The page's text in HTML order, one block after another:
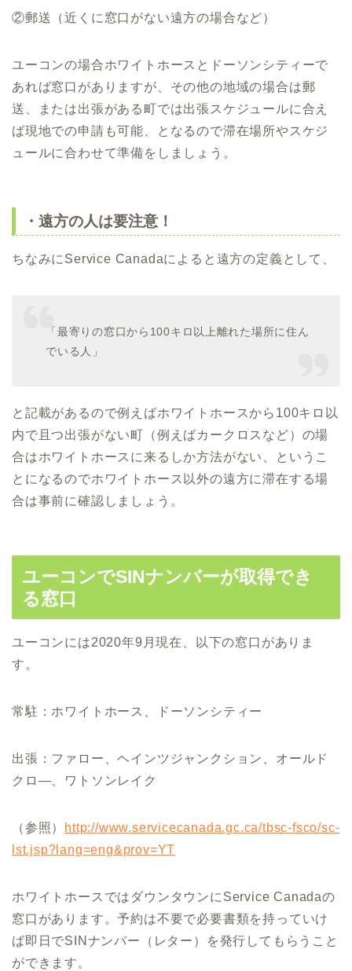
②郵送（近くに窓口がない遠方の場合など）
ユーコンの場合ホワイトホースとドーソンシティーで
あれば窓口がありますが、その他の地域の場合は郵
送、または出張がある町では出張スケジュールに合え
ば現地での申請も可能、となるので滞在場所やスケジ
ュールに合わせて準備をしましょう。
・遠方の人は要注意！
ちなみにService Canadaによると遠方の定義として、
「最寄りの窓口から100キロ以上離れた場所に住ん
でいる人」
と記載があるので例えばホワイトホースから100キロ以
内で且つ出張がない町（例えばカークロスなど）の場
合はホワイトホースに来るしか方法がない、というこ
とになるのでホワイトホース以外の遠方に滞在する場
合は事前に確認しましょう。
ユーコンでSINナンバーが取得でき
る窓口
ユーコンには2020年9月現在、以下の窓口がありま
す。
常駐：ホワイトホース、ドーソンシティー
出張：ファロー、ヘインツジャンクション、オールド
クロ―、ワトソンレイク
（参照）
http://www.servicecanada.gc.ca/tbsc-fsco/sc-
lst.jsp?lang=eng&prov=YT
ホワイトホースではダウンタウンにService Canadaの
窓口があります。予約は不要で必要書類を持っていけ
ば即日でSINナンバー（レター）を発行してもらうこと
ができます。